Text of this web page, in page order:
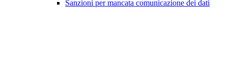
Sanzioni per mancata comunicazione dei dati